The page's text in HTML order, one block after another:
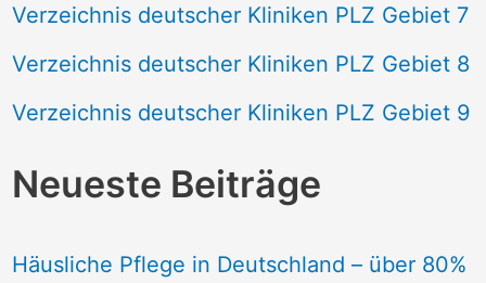
Verzeichnis deutscher Kliniken PLZ Gebiet 7
Verzeichnis deutscher Kliniken PLZ Gebiet 8
Verzeichnis deutscher Kliniken PLZ Gebiet 9
Neueste Beiträge
Häusliche Pflege in Deutschland – über 80%